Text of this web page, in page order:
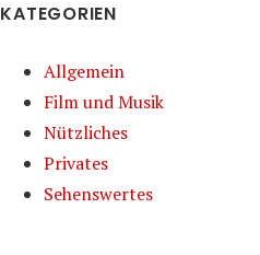
KATEGORIEN
Allgemein
Film und Musik
Nützliches
Privates
Sehenswertes